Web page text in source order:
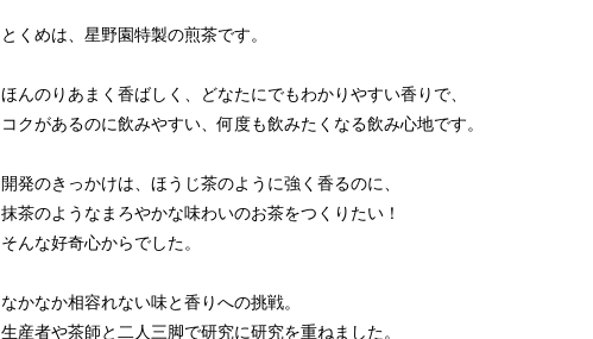
とくめは、星野園特製の煎茶です。
ほんのりあまく香ばしく、どなたにでもわかりやすい香りで、
コクがあるのに飲みやすい、何度も飲みたくなる飲み心地です。
開発のきっかけは、ほうじ茶のように強く香るのに、
抹茶のようなまろやかな味わいのお茶をつくりたい！
そんな好奇心からでした。
なかなか相容れない味と香りへの挑戦。
生産者や茶師と二人三脚で研究に研究を重ねました。